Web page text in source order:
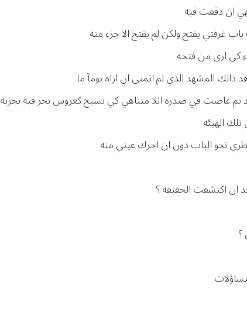
ان دققت فيه
غرفتي يفتح ولكن لم يفتح الا جزء منه
كي ارى من فتحه
ذالك المشهد الذي لم اتمنى ان اراه يومآ ما
ثم غاصت في صدره اللا متناهي كي تسبح كعروس بحر فيه بحريه
الهيئه
نحو الباب دون ان احرك عيني منه
ان اكتشفت الحقيقه ؟
؟